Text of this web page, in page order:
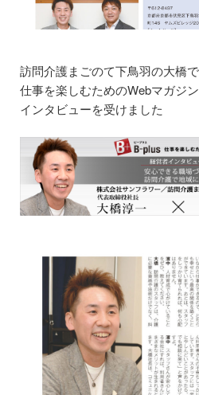
訪問看護
通所介護(デイサービス)
1日の過ごし方
居宅介護支援センター
ケアプラン作成までの流れ
介護タクシー
開業支援
まごのてグループが目指す
訪問介護まごのて下鳥羽の大橋で
仕事を楽しむためのWebマガジ
インタビューを受けました